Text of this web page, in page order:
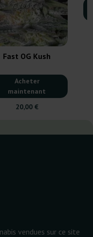
Fast OG Kush
Acheter
maintenant
20,00 €
vendues sur ce site